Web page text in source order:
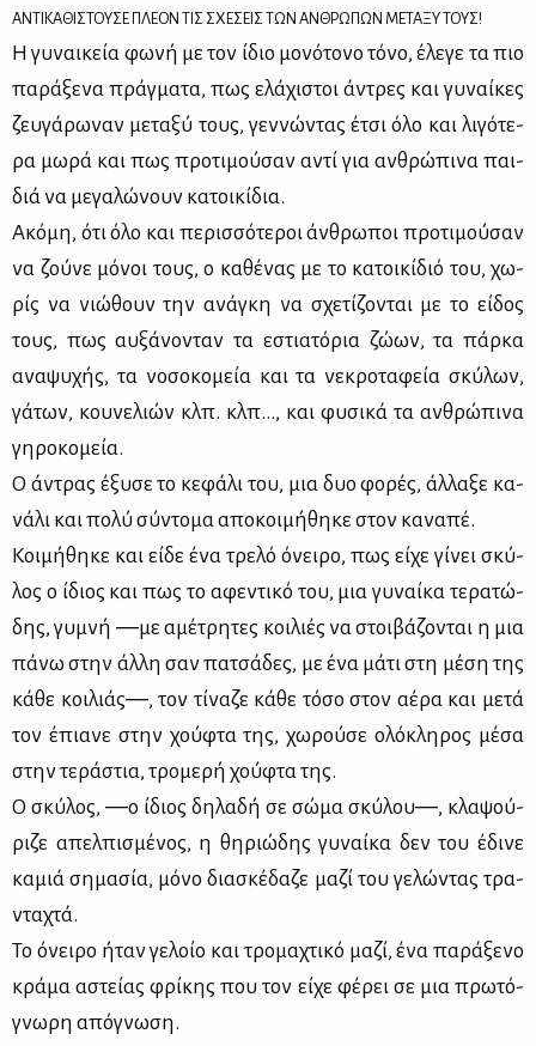
ΑΝΤΙ­ΚΑ­ΘΙ­ΣΤΟΥ­ΣΕ ΠΛΕ­ΟΝ ΤΙΣ ΣΧΕ­ΣΕΙΣ ΤΩΝ ΑΝ­ΘΡΩ­ΠΩΝ ΜΕ­ΤΑ­ΞΥ ΤΟΥΣ!
Η γυ­ναι­κεία φω­νή με τον ίδιο μο­νό­το­νο τό­νο, έλε­γε τα πιο
πα­ρά­ξε­να πράγ­μα­τα, πως ελά­χι­στοι άντρες και γυ­ναί­κες
ζευ­γά­ρω­ναν με­τα­ξύ τους, γεν­νώ­ντας έτσι όλο και λι­γό­τε­
ρα μω­ρά και πως προ­τι­μού­σαν αντί για αν­θρώ­πι­να παι­
διά να με­γα­λώ­νουν κα­τοι­κί­δια.
Ακό­μη, ότι όλο και πε­ρισ­σό­τε­ροι άν­θρω­ποι προ­τι­μού­σαν
να ζού­νε μό­νοι τους, ο κα­θέ­νας με το κα­τοι­κί­διό του, χω­
ρίς να νιώ­θουν την ανά­γκη να σχε­τί­ζο­νται με το εί­δος
τους, πως αυ­ξά­νο­νταν τα εστια­τό­ρια ζώ­ων, τα πάρ­κα
ανα­ψυ­χής, τα νο­σο­κο­μεία και τα νε­κρο­τα­φεία σκύ­λων,
γά­των, κου­νε­λιών κλπ. κλπ…, και φυ­σι­κά τα αν­θρώ­πι­να
γη­ρο­κο­μεία.
Ο άντρας έξυ­σε το κε­φά­λι του, μια δυο φο­ρές, άλ­λα­ξε κα­
νά­λι και πο­λύ σύ­ντο­μα απο­κοι­μή­θη­κε στον κα­να­πέ.
Κοι­μή­θη­κε και εί­δε ένα τρε­λό όνει­ρο, πως εί­χε γί­νει σκύ­
λος ο ίδιος και πως το αφε­ντι­κό του, μια γυ­ναί­κα τε­ρα­τώ­
δης, γυ­μνή ―με αμέ­τρη­τες κοι­λιές να στοι­βά­ζο­νται η μια
πά­νω στην άλ­λη σαν πα­τσά­δες, με ένα μά­τι στη μέ­ση της
κά­θε κοι­λιάς―, τον τί­να­ζε κά­θε τό­σο στον αέ­ρα και με­τά
τον έπια­νε στην χού­φτα της, χω­ρού­σε ολό­κλη­ρος μέ­σα
στην τε­ρά­στια, τρο­με­ρή χού­φτα της.
Ο σκύ­λος, ―ο ίδιος δη­λα­δή σε σώ­μα σκύ­λου―, κλα­ψού­
ρι­ζε απελ­πι­σμέ­νος, η θη­ριώ­δης γυ­ναί­κα δεν του έδι­νε
κα­μιά ση­μα­σία, μό­νο δια­σκέ­δα­ζε μα­ζί του γε­λώ­ντας τρα­
ντα­χτά.
Το όνει­ρο ήταν γε­λοίο και τρο­μα­χτι­κό μα­ζί, ένα πα­ρά­ξε­νο
κρά­μα αστεί­ας φρί­κης που τον εί­χε φέ­ρει σε μια πρω­τό­
γνω­ρη από­γνω­ση.